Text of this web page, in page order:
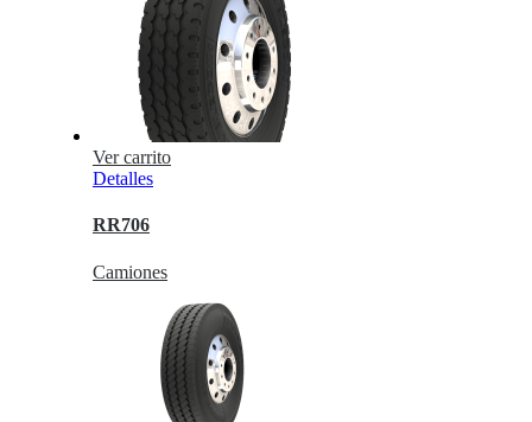
Ver carrito
Detalles
RR706
Camiones